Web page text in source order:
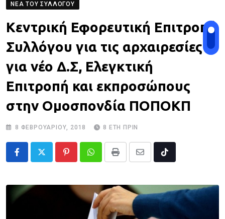
ΝΈΑ ΤΟΥ ΣΥΛΛΌΓΟΥ
Κεντρική Εφορευτική Επιτροπή
Συλλόγου για τις αρχαιρεσίες
για νέο Δ.Σ, Ελεγκτική
Επιτροπή και εκπροσώπους
στην Ομοσπονδία ΠΟΠΟΚΠ
8 ΦΕΒΡΟΥΑΡΊΟΥ, 2018 8 ΈΤΗ ΠΡΙΝ
PinterestWhatsappPrint
Share
Email
Tiktok